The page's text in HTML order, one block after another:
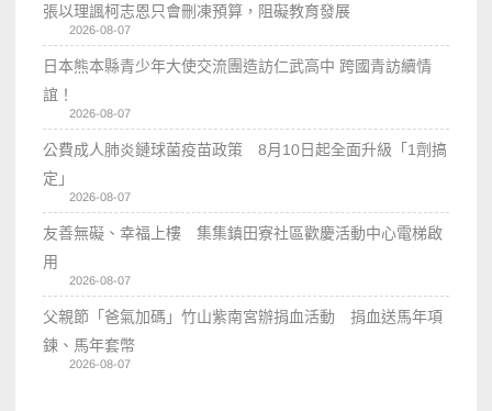
張以理諷柯志恩只會刪凍預算，阻礙教育發展
2026-08-07
日本熊本縣青少年大使交流團造訪仁武高中 跨國青訪續情
誼！
2026-08-07
公費成人肺炎鏈球菌疫苗政策 8月10日起全面升級「1劑搞
定」
2026-08-07
友善無礙、幸福上樓 集集鎮田寮社區歡慶活動中心電梯啟
用
2026-08-07
父親節「爸氣加碼」竹山紫南宮辦捐血活動 捐血送馬年項
鍊、馬年套幣
2026-08-07